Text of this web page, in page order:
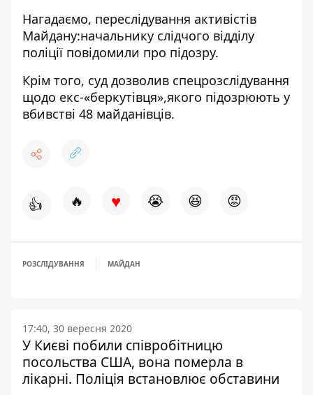
Нагадаємо, переслідування активістів
Майдану:начальнику слідчого відділу
поліції повідомили про підозру.
Крім того, суд дозволив спецрозслідування
щодо екс-«беркутівця»,якого підозрюють у
вбивстві 48 майданівців.
👍 🔥 ♥ 😭 😆 😡
РОЗСЛІДУВАННЯ МАЙДАН
17:40, 30 вересня 2020
У Києві побили співробітницю
посольства США, вона померла в
лікарні. Поліція встановлює обставини